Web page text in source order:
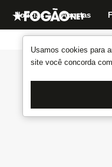
Usamos cookies para
site você concorda
Notícias Apostas